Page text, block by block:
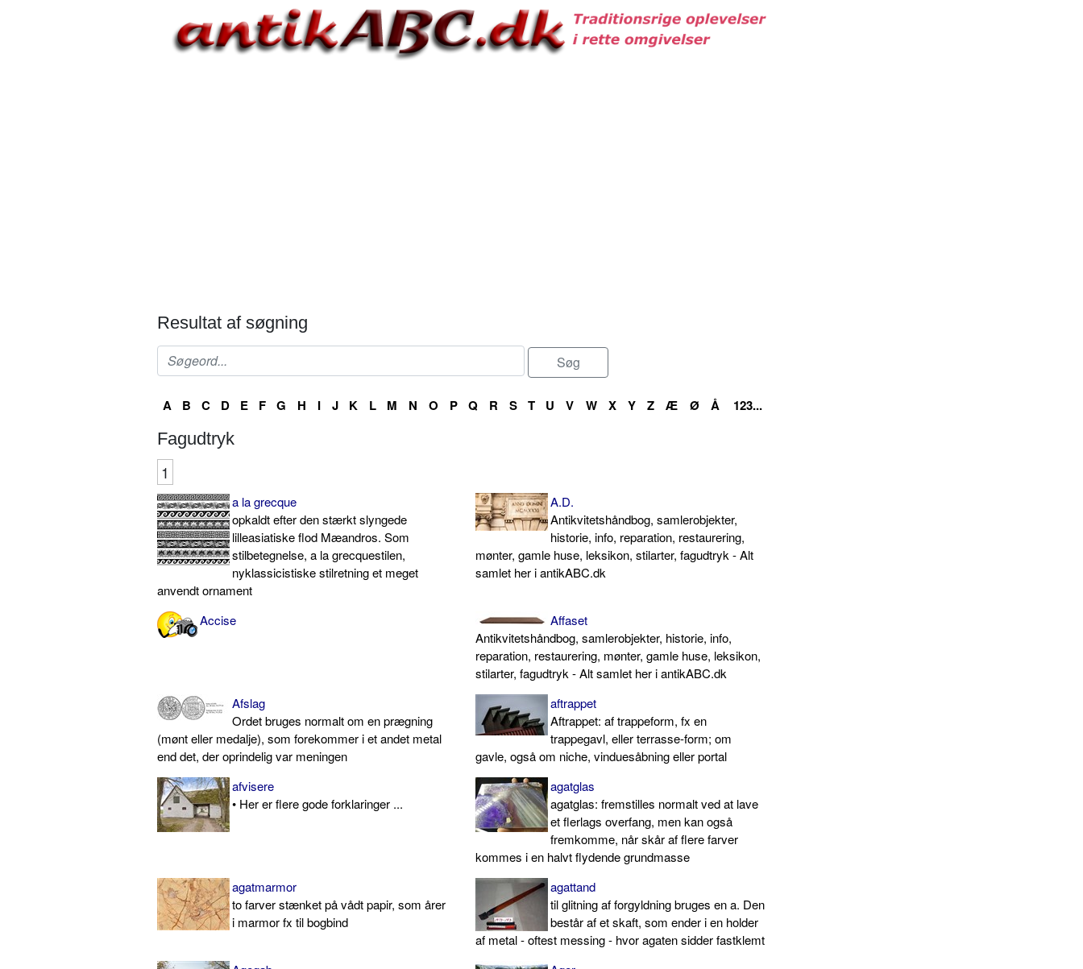
Resultat af søgning
A B C D E F G H I J K L M N O P Q R S T U V W X Y Z Æ Ø Å 123...
Fagudtryk
1
a la grecque
opkaldt efter den stærkt slyngede
lilleasiatiske flod Mæandros. Som
stilbetegnelse, a la grecquestilen,
nyklassicistiske stilretning et meget
anvendt ornament
A.D.
Antikvitetshåndbog, samlerobjekter,
historie, info, reparation, restaurering,
mønter, gamle huse, leksikon, stilarter, fagudtryk - Alt
samlet her i antikABC.dk
Accise
Affaset
Antikvitetshåndbog, samlerobjekter, historie, info,
reparation, restaurering, mønter, gamle huse, leksikon,
stilarter, fagudtryk - Alt samlet her i antikABC.dk
Afslag
Ordet bruges normalt om en prægning
(mønt eller medalje), som forekommer i et andet metal
end det, der oprindelig var meningen
aftrappet
Aftrappet: af trappeform, fx en
trappegavl, eller terrasse-form; om
gavle, også om niche, vinduesåbning eller portal
afvisere
• Her er flere gode forklaringer ...
agatglas
agatglas: fremstilles normalt ved at lave
et flerlags overfang, men kan også
fremkomme, når skår af flere farver
kommes i en halvt flydende grundmasse
agatmarmor
to farver stænket på vådt papir, som årer
i marmor fx til bogbind
agattand
til glitning af forgyldning bruges en a. Den
består af et skaft, som ender i en holder
af metal - oftest messing - hvor agaten sidder fastklemt